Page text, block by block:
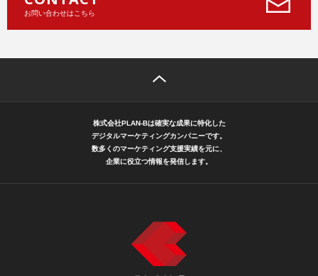
お問い合わせはこちら
株式会社PLAN-Bは確実な成果に特化した
デジタルマーケティングカンパニーです。
数多くのマーケティング支援実績を元に、
企業に役立つ情報を発信します。